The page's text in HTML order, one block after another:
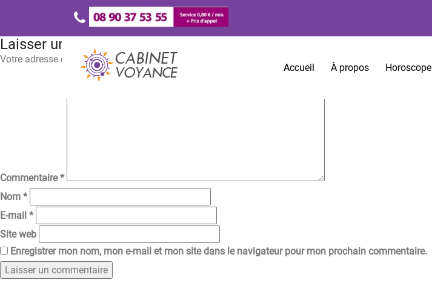
Accueil À propos Horoscope
Laisser un commentaire
Votre adresse e-mail ne sera pas publiée. Les champs obligatoires sont indiqués avec
Commentaire*
Nom *
E-mail *
Site web
Enregistrer mon nom, mon e-mail et mon site dans le navigateur pour mon prochain commentaire.